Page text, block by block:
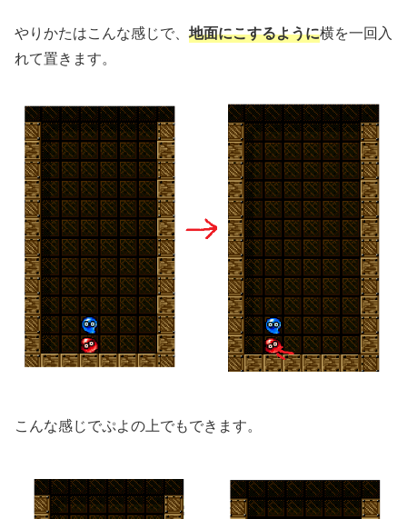
やりかたはこんな感じで、 地面にこするように横を一回入
れて置きます。
こんな感じでぷよの上でもできます。